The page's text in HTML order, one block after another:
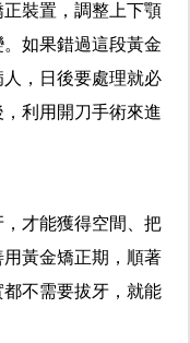
裝置，調整上下顎
如果錯過這段黃金
，日後要處理就必
利用開刀手術來進
才能獲得空間、把
黃金矯正期，順著
不需要拔牙，就能